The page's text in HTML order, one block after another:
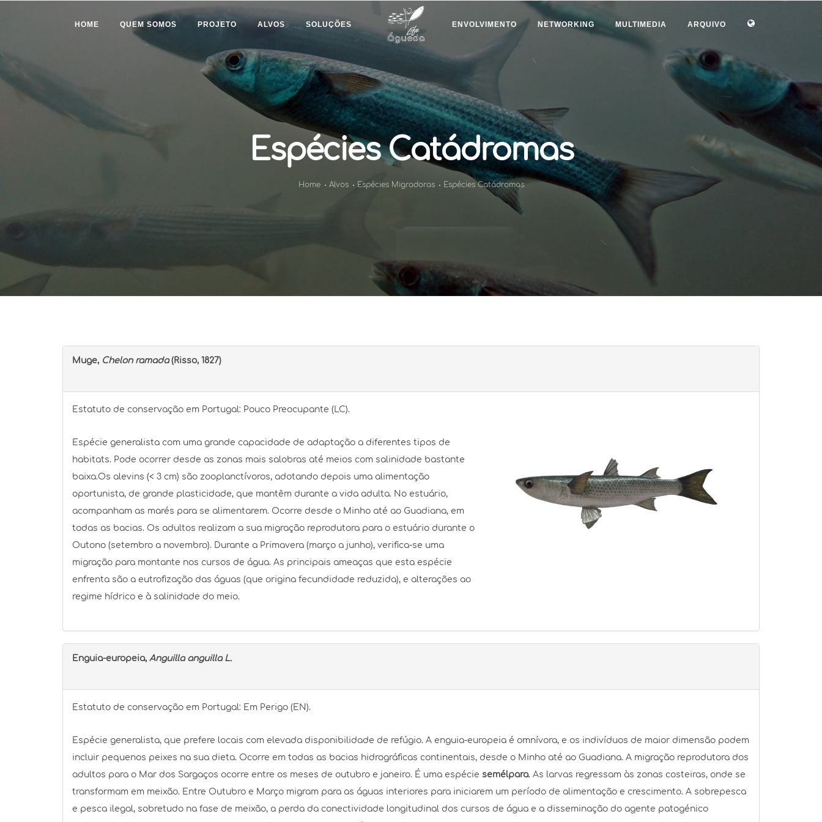
HOME QUEM SOMOS PROJETO ALVOS SOLUÇÕES ENVOLVIMENTO NETWORKING MULTIMEDIA ARQUIVO
Espécies Catádromas
Home Alvos Espécies Migradoras Espécies Catádromas
Muge, Chelon ramada(Risso, 1827)
Estatuto de conservação em Portugal: Pouco Preocupante (LC).
Espécie generalista com uma grande capacidade de adaptação a diferentes tipos de
habitats. Pode ocorrer desde as zonas mais salobras até meios com salinidade bastante
baixa.Os alevins (< 3 cm) são zooplanctívoros, adotando depois uma alimentação
oportunista, de grande plasticidade, que mantêm durante a vida adulta. No estuário,
acompanham as marés para se alimentarem. Ocorre desde o Minho até ao Guadiana, em
todas as bacias. Os adultos realizam a sua migração reprodutora para o estuário durante o
Outono (setembro a novembro). Durante a Primavera (março a junho), verifica-se uma
migração para montante nos cursos de água. As principais ameaças que esta espécie
enfrenta são a eutrofização das águas (que origina fecundidade reduzida), e alterações ao
regime hídrico e à salinidade do meio.
Enguia-europeia, Anguilla anguilla L.
Estatuto de conservação em Portugal: Em Perigo (EN).
Espécie generalista, que prefere locais com elevada disponibilidade de refúgio. A enguia-europeia é omnívora, e os indivíduos de maior dimensão podem
incluir pequenos peixes na sua dieta. Ocorre em todas as bacias hidrográficas continentais, desde o Minho até ao Guadiana. A migração reprodutora dos
adultos para o Mar dos Sargaços ocorre entre os meses de outubro e janeiro. É uma espécie semélpara. As larvas regressam às zonas costeiras, onde se
transformam em meixão. Entre Outubro e Março migram para as águas interiores para iniciarem um período de alimentação e crescimento. A sobrepesca
e pesca ilegal, sobretudo na fase de meixão, a perda da conectividade longitudinal dos cursos de água e a disseminação do agente patogénico